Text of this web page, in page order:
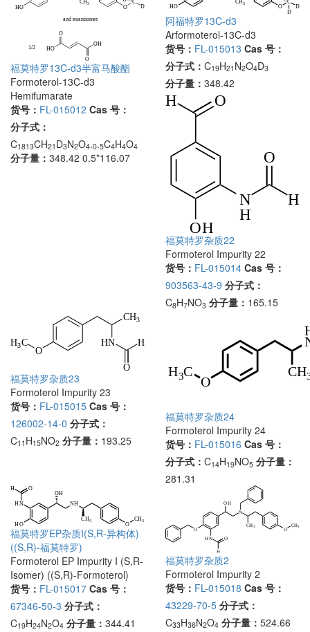
福莫特罗13C-d3半富马酸酯
Formoterol-13C-d3
Hemifumarate
货号： FL-015012 Cas 号：
分子式：
C1813CH21 D3N2O4.0.5C4H4O4
分子量： 348.42 0.5*116.07
阿福特罗13C-d3
Arformoterol-13C-d3
货号： FL-015013 Cas 号：
分子式： C19H21 N2O4D3
分子量： 348.42
福莫特罗杂质22
Formoterol Impurity 22
货号： FL-015014 Cas 号：
903563-43-9 分子式：
C8H7NO3 分子量： 165.15
福莫特罗杂质23
Formoterol Impurity 23
货号： FL-015015 Cas 号：
126002-14-0 分子式：
C11 H15NO2 分子量： 193.25
福莫特罗杂质24
Formoterol Impurity 24
货号： FL-015016 Cas 号：
分子式： C14H19NO5 分子量：
281.31
福莫特罗EP杂质I(S,R-异构体)
((S,R)-福莫特罗)
Formoterol EP Impurity I (S,R-
Isomer) ((S,R)-Formoterol)
货号： FL-015017 Cas 号：
67346-50-3 分子式：
C19H24N2O4 分子量： 344.41
福莫特罗杂质2
Formoterol Impurity 2
货号： FL-015018 Cas 号：
43229-70-5 分子式：
C33H36N2O4 分子量： 524.66